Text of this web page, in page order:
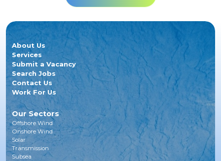
About Us
Services
Submit a Vacancy
Search Jobs
Contact Us
Work For Us
Our Sectors
Offshore Wind
Onshore Wind
Solar
Transmission
Subsea